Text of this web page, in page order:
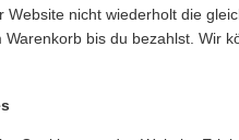
Website nicht wiederholt die
bis du bezahlst. Wir